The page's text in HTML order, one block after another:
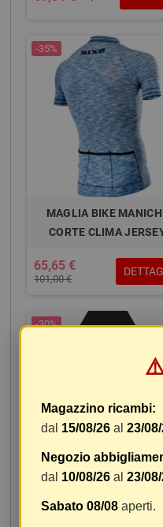
-35%
MAGLIA BIKE
CORTE CLIMA
65,65 €
101,00 €
-30%
NERA XS
⚠️
Magazzino ricambi:
dal 15/08/26 al 23/
Negozio
dal 10/08/26 al 23/
Sabato 08/08 aperti.